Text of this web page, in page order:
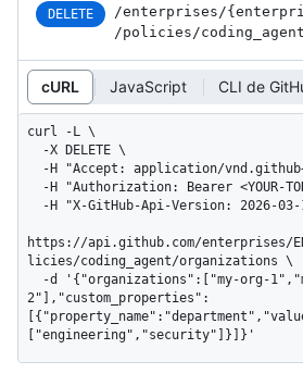
DELETE /enterprises /
/policies /coding_ agent
cURL JavaScript CLI de
curl -L \
https://api.github.com/enterprises/
licies/coding_agent/organizations \
2"],"custom_properties":
["engineering","security"]}]}'